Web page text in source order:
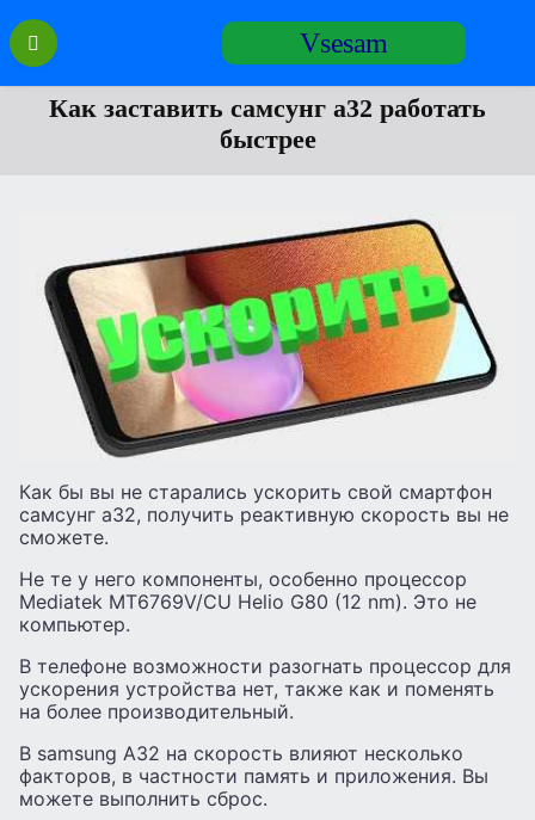
Перейти
содержанию
Vsesam
Как заставить самсунг а32 работать
быстрее
Как бы вы не старались ускорить свой смартфон
самсунг а32, получить реактивную скорость вы не
сможете.
Не те у него компоненты, особенно процессор
Mediatek MT6769V/CU Helio G80 (12 nm). Это не
компьютер.
В телефоне возможности разогнать процессор для
ускорения устройства нет, также как и поменять
на более производительный.
В samsung A32 на скорость влияют несколько
факторов, в частности память и приложения. Вы
можете выполнить сброс.